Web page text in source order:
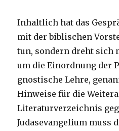
Inhaltlich hat das
mit der biblischen
tun, sondern dreht sich
um die Einordnung der
gnostische Lehre,
Hinweise für die
Literaturverzeichnis
Judasevangelium muss